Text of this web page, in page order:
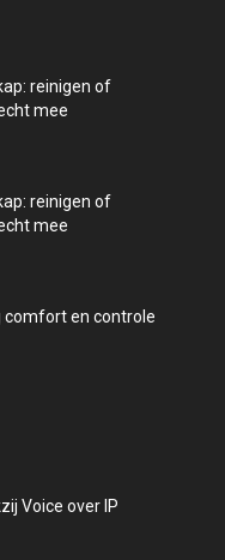
reinigen of
mee
reinigen of
mee
comfort en controle
Voice over IP